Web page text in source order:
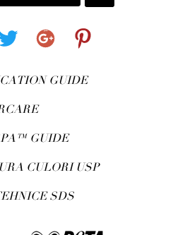
GUIDE
GUIDE
CULORI USP
SDS